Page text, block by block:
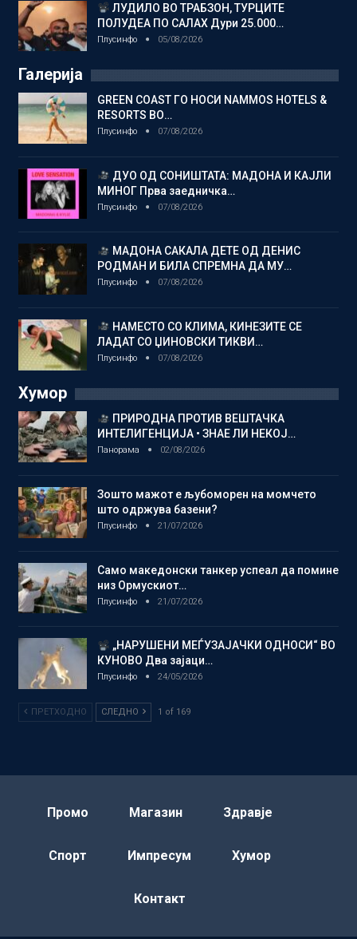
ЛУДИЛО ВО ТРАБЗОН, ТУРЦИТЕ
ПОЛУДЕА ПО САЛАХ Дури 25.000…
Плусинфо 05/08/2026
Галерија
GREEN COAST ГО НОСИ NAMMOS HOTELS &
RESORTS ВО…
Плусинфо 07/08/2026
ДУО ОД СОНИШТАТА: МАДОНА И КАЈЛИ
МИНОГ Прва заедничка…
Плусинфо 07/08/2026
МАДОНА САКАЛА ДЕТЕ ОД ДЕНИС
РОДМАН И БИЛА СПРЕМНА ДА МУ…
Плусинфо 07/08/2026
НАМЕСТО СО КЛИМА, КИНЕЗИТЕ СЕ
ЛАДАТ СО ЏИНОВСКИ ТИКВИ…
Плусинфо 07/08/2026
Хумор
ПРИРОДНА ПРОТИВ ВЕШТАЧКА
ИНТЕЛИГЕНЦИЈА • ЗНАЕ ЛИ НЕКОЈ…
Панорама 02/08/2026
Зошто мажот е љубоморен на момчето
што одржува базени?
Плусинфо 21/07/2026
Само македонски танкер успеал да помине
низ Ормускиот…
Плусинфо 21/07/2026
„НАРУШЕНИ МЕЃУЗАЈАЧКИ ОДНОСИ“ ВО
КУНОВО Два зајаци…
Плусинфо 24/05/2026
ПРЕТХОДНО СЛЕДНО 1 of 169
Промо Магазин Здравје
Спорт Импресум Хумор
Контакт